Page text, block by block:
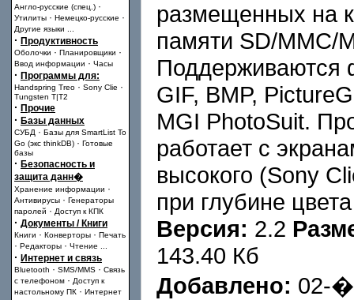
Англо-русские (спец.) ·
Утилиты · Немецко-русские ·
Другие языки
· Продуктивность
Оболочки · Планировщики ·
Ввод информации · Часы
· Программы для:
Handspring Treo · Sony Clie ·
Tungsten T|T2
· Прочие
· Базы данных
СУБД · Базы для SmartList To
Go (экс thinkDB) · Готовые
базы
· Безопасность и
защита данн�
Хранение информации ·
Антивирусы · Генераторы
паролей · Доступ к КПК
· Документы / Книги
Книги · Конверторы · Печать
· Редакторы · Чтение
· Интернет и связь
Bluetooth · SMS/MMS · Связь
с телефоном · Доступ к
настольному ПК · Интернет
размещенных на
памяти SD/MMC/
Поддерживаются
GIF, BMP,
MGI PhotoSuit.
работает с
высокого (Sony
при глубине
Версия: 2.2
143.40 Кб
Добавлено: 02-